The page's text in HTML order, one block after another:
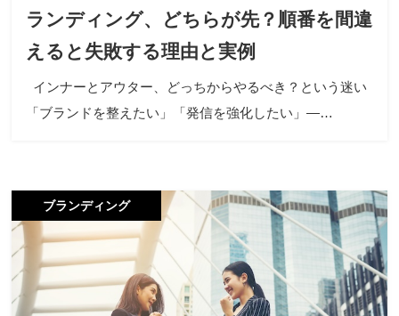
ランディング、どちらが先？順番を間違
えると失敗する理由と実例
インナーとアウター、どっちからやるべき？という迷い
「ブランドを整えたい」「発信を強化したい」―…
ブランディング